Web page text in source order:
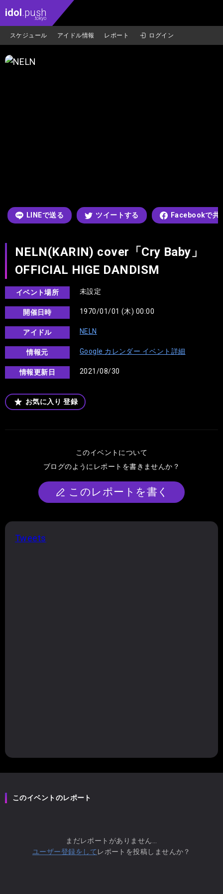
idol.push
.tokyo
スケジュール アイドル情報 レポート ログイン
LINEで送る ツイートする Facebookで共
NELN(KARIN) cover「Cry Baby」
OFFICIAL HIGE DANDISM
イベント場所 未設定
開催日時 1970/01/01 (木) 00:00
アイドル NELN
情報元 Google カレンダー イベント詳細
情報更新日 2021/08/30
お気に入り 登録
このイベントについて
ブログのようにレポートを書きませんか？
このレポートを書く
Tweets
このイベントのレポート
まだレポートがありません...
ユーザー登録をして レポートを投稿しませんか？